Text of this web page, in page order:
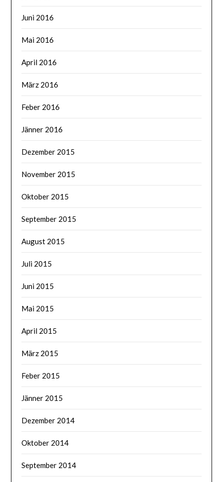
Juni 2016
Mai 2016
April 2016
März 2016
Feber 2016
Jänner 2016
Dezember 2015
November 2015
Oktober 2015
September 2015
August 2015
Juli 2015
Juni 2015
Mai 2015
April 2015
März 2015
Feber 2015
Jänner 2015
Dezember 2014
Oktober 2014
September 2014